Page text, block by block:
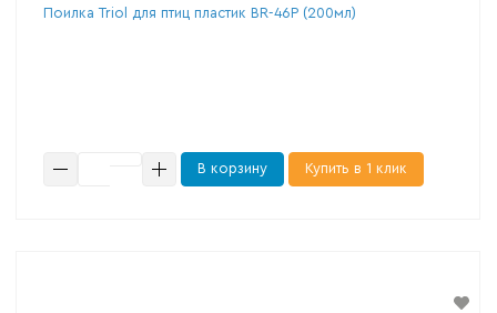
Поилка Triol для птиц пластик BR-46P (200мл)
В корзину Купить в 1 клик